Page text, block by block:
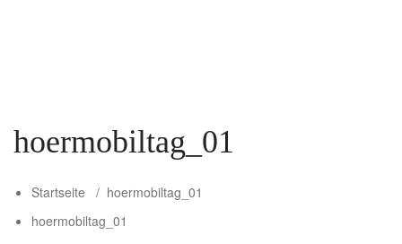
hoermobiltag_01
Startseite / hoermobiltag_01
hoermobiltag_01